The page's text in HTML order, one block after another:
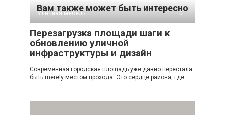
Вам также может быть интересно
Уличная мебель 0
Перезагрузка площади шаги к
обновлению уличной
инфраструктуры и дизайн
Современная городская площадь уже давно перестала
быть merely местом прохода. Это сердце района, где